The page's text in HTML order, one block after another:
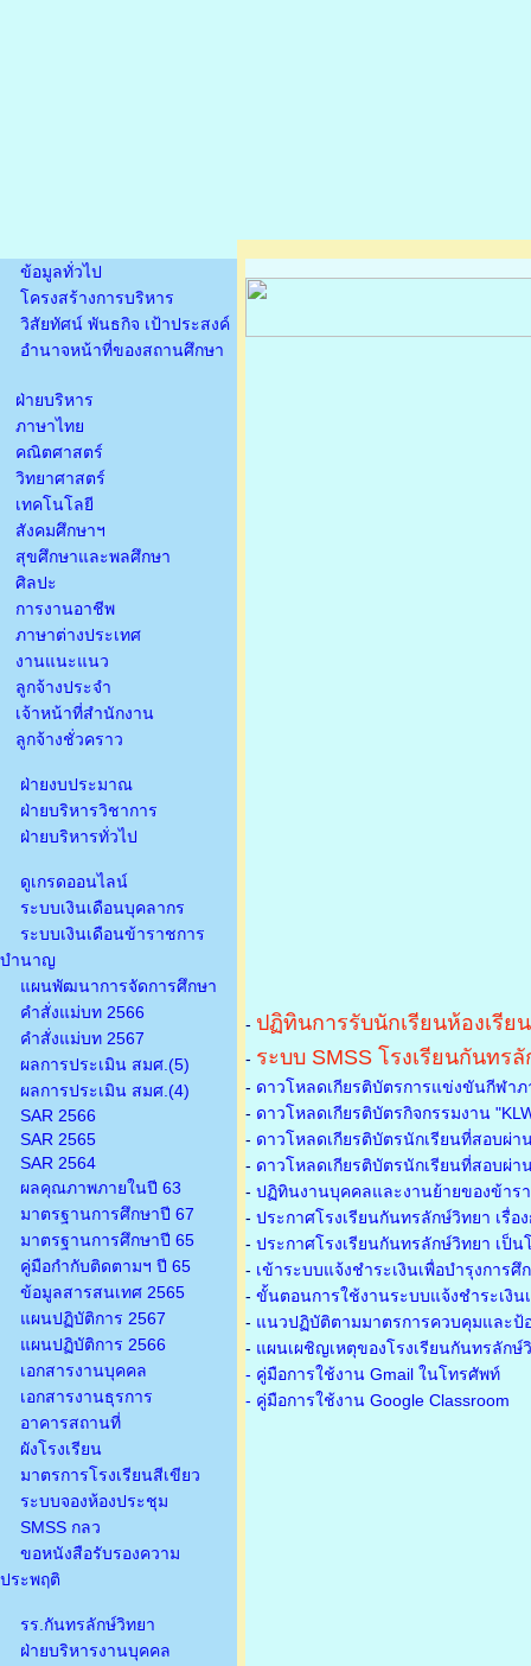
ข้อมูลทั่วไป
โครงสร้างการบริหาร
วิสัยทัศน์ พันธกิจ เป้าประสงค์
อำนาจหน้าที่ของสถานศึกษา
ฝ่ายบริหาร
ภาษาไทย
คณิตศาสตร์
วิทยาศาสตร์
เทคโนโลยี
สังคมศึกษาฯ
สุขศึกษาและพลศึกษา
ศิลปะ
การงานอาชีพ
ภาษาต่างประเทศ
งานแนะแนว
ลูกจ้างประจำ
เจ้าหน้าที่สำนักงาน
ลูกจ้างชั่วคราว
ฝ่ายงบประมาณ
ฝ่ายบริหารวิชาการ
ฝ่ายบริหารทั่วไป
ดูเกรดออนไลน์
ระบบเงินเดือนบุคลากร
ระบบเงินเดือนข้าราชการ
บำนาญ
แผนพัฒนาการจัดการศึกษา
คำสั่งแม่บท 2566
คำสั่งแม่บท 2567
ผลการประเมิน สมศ.(5)
ผลการประเมิน สมศ.(4)
SAR 2566
SAR 2565
SAR 2564
ผลคุณภาพภายในปี 63
มาตรฐานการศึกษาปี 67
มาตรฐานการศึกษาปี 65
คู่มือกำกับติดตามฯ ปี 65
ข้อมูลสารสนเทศ 2565
แผนปฏิบัติการ 2567
แผนปฏิบัติการ 2566
เอกสารงานบุคคล
เอกสารงานธุรการ
อาคารสถานที่
ผังโรงเรียน
มาตรการโรงเรียนสีเขียว
ระบบจองห้องประชุม
SMSS กลว
ขอหนังสือรับรองความ
ประพฤติ
รร.กันทรลักษ์วิทยา
ฝ่ายบริหารงานบุคคล
- ปฏิทินการรับนักเรียนห้องเรีย
- ระบบ SMSS โรงเรียนกันทร
- ดาวโหลดเกียรติบัตรการแข่งขันกีฬา
- ดาวโหลดเกียรติบัตรกิจกรรมงาน
- ดาวโหลดเกียรติบัตรนักเรียนที่สอบผ่
- ดาวโหลดเกียรติบัตรนักเรียนที่สอบผ่
- ปฏิทินงานบุคคลและงานย้ายของข้าร
- ประกาศโรงเรียนกันทรลักษ์วิทยา เรื่
- ประกาศโรงเรียนกันทรลักษ์วิทยา เป็
- เข้าระบบแจ้งชำระเงินเพื่อบำรุงการศึ
- ขั้นตอนการใช้งานระบบแจ้งชำระเงิน
- แนวปฏิบัติตามมาตรการควบคุมและป้
- แผนเผชิญเหตุของโรงเรียนกันทรลัก
- คู่มือการใช้งาน Gmail ในโทรศัพท์
- คู่มือการใช้งาน Google Classroom